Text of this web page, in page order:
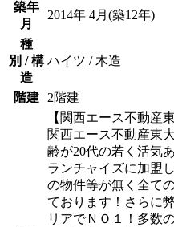
築年
月
2014年 4月(築12年)
種
別 / 構
造
ハイツ / 木造
階建 2階建
【関西エース不動産
関西エース不動産東
齢が20代の若く活気
ランチャイズに加盟
の物件等が無く全て
ております！さらに
リアでＮＯ１！多数